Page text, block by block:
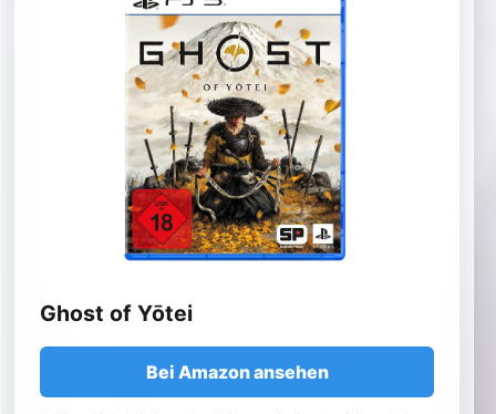
Ghost of Yōtei
Bei Amazon ansehen